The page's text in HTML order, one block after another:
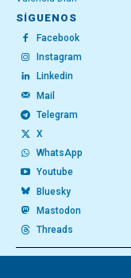
SÍGUENOS
Facebook
Instagram
Linkedin
Mail
Telegram
X
WhatsApp
Youtube
Bluesky
Mastodon
Threads